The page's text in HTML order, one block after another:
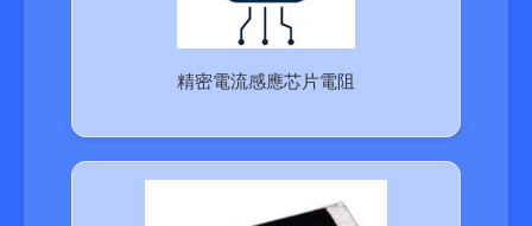
精密電流感應芯片電阻